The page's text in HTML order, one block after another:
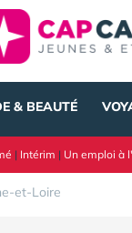
& BEAUTÉ
| Intérim | Un emploi à
et-Loire